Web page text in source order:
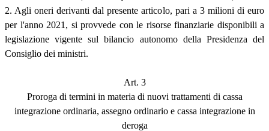
2. Agli oneri derivanti dal presente articolo, pari a 3 milioni di euro
per l'anno 2021, si provvede con le risorse finanziarie disponibili a
legislazione vigente sul bilancio autonomo della Presidenza del
Consiglio dei ministri.
Art. 3
Proroga di termini in materia di nuovi trattamenti di cassa
integrazione ordinaria, assegno ordinario e cassa integrazione in
deroga